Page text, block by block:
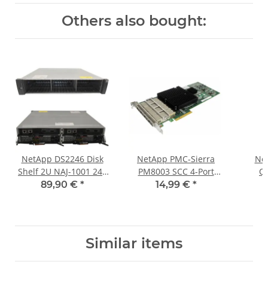
Others also bought:
NetApp DS2246 Disk
Shelf 2U NAJ-1001 24x
Bay 2.5 2x PSU 2x IOM6
89,90 € *
NetApp PMC-Sierra
PM8003 SCC 4-Port
QSFP PCIe x8 Controller
14,99 € *
Similar items